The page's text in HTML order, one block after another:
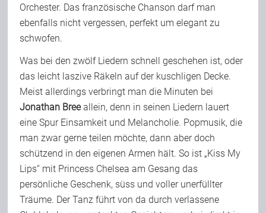
Orchester. Das französische Chanson darf man
ebenfalls nicht vergessen, perfekt um elegant zu
schwofen.
Was bei den zwölf Liedern schnell geschehen ist, oder
das leicht laszive Räkeln auf der kuschligen Decke.
Meist allerdings verbringt man die Minuten bei
Jonathan Breeallein, denn in seinen Liedern lauert
eine Spur Einsamkeit und Melancholie. Popmusik, die
man zwar gerne teilen möchte, dann aber doch
schützend in den eigenen Armen hält. So ist „Kiss My
Lips“ mit Princess Chelsea am Gesang das
persönliche Geschenk, süss und voller unerfüllter
Träume. Der Tanz führt von da durch verlassene